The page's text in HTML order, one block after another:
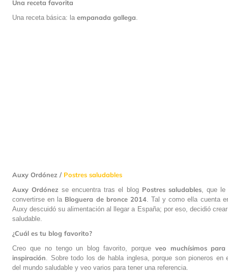
Una receta favorita
Una receta básica: la empanada gallega
Auxy Ordónez / Postres saludables
Auxy Ordónez se encuentra tras el blog Postres saludables, que le
convertirse en la Bloguera de bronce 2014. Tal y como ella cuenta
Auxy descuidó su alimentación al llegar a España; por eso, decidió
saludable.
¿Cuál es tu blog favorito?
Creo que no tengo un blog favorito, porque veo muchísimos
inspiración . Sobre todo los de habla inglesa, porque son pioneros en
del mundo saludable y veo varios para tener una referencia.